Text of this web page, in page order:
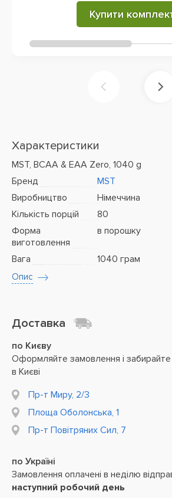
Купити
Характеристики
MST, BCAA & EAA Zero, 1040 g
Бренд
MST
Виробництво
Німеччина
Кількість порцій
80
Форма
виготовлення
в порошку
Вага 1040 грам
Опис
Доставка
по Києву
Оформляйте замовлення і
в Києві
Пр-т Миру, 2/3
Площа Оболонська, 1
Пр-т Повітряних Сил, 7
по Україні
Замовлення оплачені в неділю
наступний робочий день